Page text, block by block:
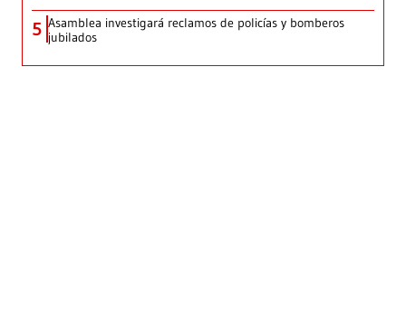
5 Asamblea investigará reclamos de policías y bomberos
jubilados